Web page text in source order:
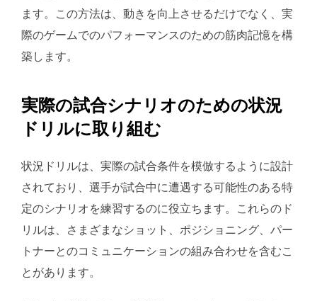
ます。この方法は、動きを向上させるだけでなく、実
際のゲームでのパフォーマンスのための筋肉記憶を構
築します。
実際の試合シナリオのための状況
ドリルに取り組む
状況ドリルは、実際の試合条件を模倣するように設計
されており、選手が試合中に遭遇する可能性のある特
定のシナリオを練習するのに役立ちます。これらのド
リルは、さまざまなショット、ポジショニング、パー
トナーとのコミュニケーションの組み合わせを含むこ
とがあります。